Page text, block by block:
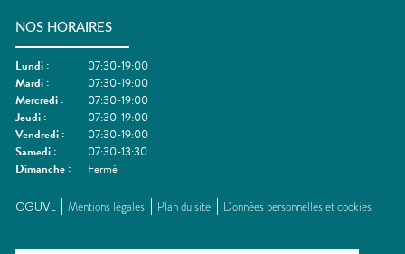
NOS HORAIRES
Lundi :
07:30-19:00
Mardi :
07:30-19:00
Mercredi :
07:30-19:00
Jeudi :
07:30-19:00
Vendredi :
07:30-19:00
Samedi :
07:30-13:30
Dimanche : Fermé
CGUVL Mentions légales Plan du site Données personnelles et cookies